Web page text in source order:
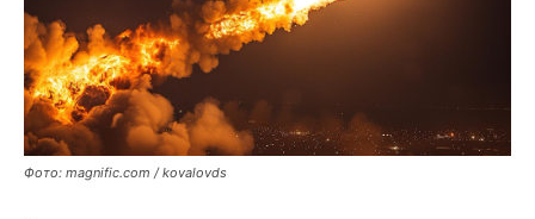
Фото: magnific.com / kovalovds